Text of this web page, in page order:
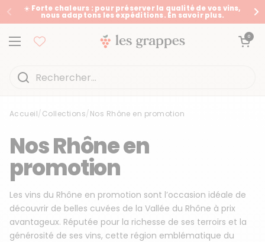
Passer au contenu
Précédent
☀️ Forte chaleurs : pour préserver la qualité de vos vins,
nous adaptons les expéditions. En savoir plus.
Ouvrir le menu
Ouvrir le panier
0
Accueil
Accueil/Collections/Nos Rhône en promotion
Nos Rhône en
promotion
Les vins du Rhône en promotion sont l’occasion idéale de
découvrir de belles cuvées de la Vallée du Rhône à prix
avantageux. Réputée pour la richesse de ses terroirs et la
générosité de ses vins, cette région emblématique du